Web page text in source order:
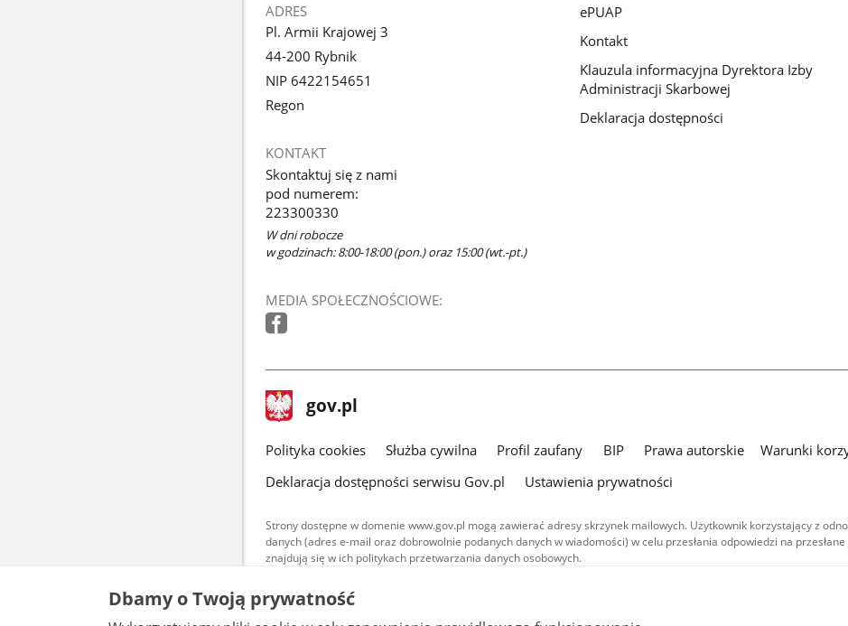
ADRES
Pl. Armii Krajowej 3
44-200 Rybnik
NIP 6422154651
Regon
KONTAKT
Skontaktuj się z nami
pod numerem:
223300330
W dni robocze
w godzinach: 8:00-18:00 (pon.) oraz 15:00 (wt.-pt.)
MEDIA SPOŁECZNOŚCIOWE:
ePUAP
Kontakt
Klauzula informacyjna Dyrektora Izby
Administracji Skarbowej
Deklaracja dostępności
stopka
gov.pl Strona
gov.pl
gov.pl
Polityka cookies Służba cywilna Profil zaufany BIP Prawa autorskie Warunki
Deklaracja dostępności serwisu Gov.pl
Ustawienia prywatności
Strony dostępne w domenie www.gov.pl mogą zawierać adresy skrzynek mailowych. Użytkownik korzystający z
danych (adres e-mail oraz dobrowolnie podanych danych w wiadomości) w celu przesłania odpowiedzi na
znajdują się w ich politykach przetwarzania danych osobowych.
Treści tekstowe publikowane w serwisie (z wyłączeniem treści audiowizualnych), są
udostępniane na licencji typu Creative Commons: uznanie autorstwa - na tych samych
warunkach 4.0 (CC BY-SA 4.0). Materiały audiowizualne, w tym zdjęcia, materiały audio i wideo,
Dbamy o Twoją prywatność